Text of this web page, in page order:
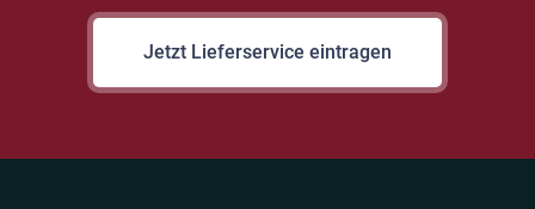
Jetzt Lieferservice eintragen